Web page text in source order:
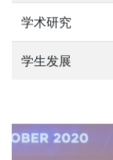
学术研究
学生发展